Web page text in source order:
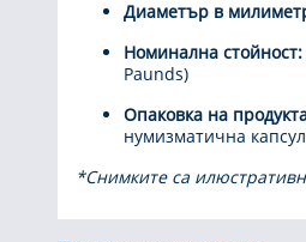
Диаметър в
Номинална стойност:
Paunds)
Опаковка на
нумизматична
*Снимките са